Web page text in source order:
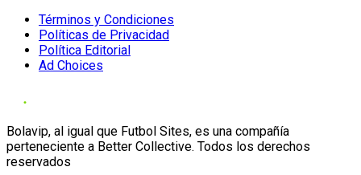
Términos y Condiciones
Políticas de Privacidad
Política Editorial
Ad Choices
Bolavip, al igual que Futbol Sites, es una compañía
perteneciente a Better Collective. Todos los derechos
reservados